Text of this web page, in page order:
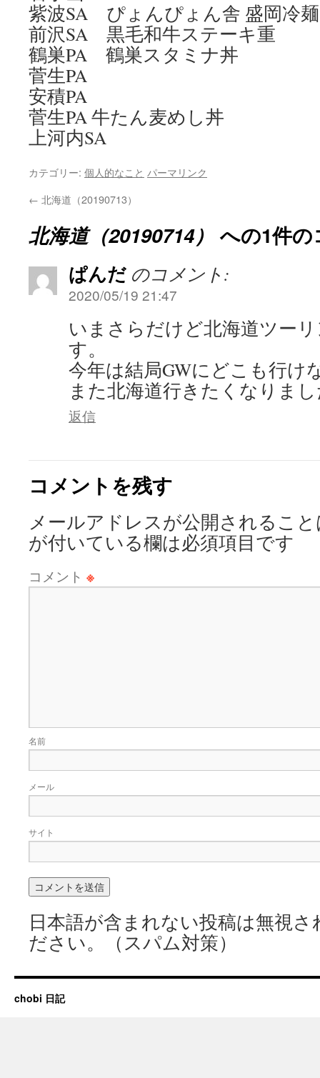
紫波SA ぴょんぴょん舎 盛岡冷麺
前沢SA 黒毛和牛ステーキ重
鶴巣PA 鶴巣スタミナ丼
菅生PA
安積PA
菅生PA 牛たん麦めし丼
上河内SA
カテゴリー: 個人的なこと パーマリンク
← 北海道（20190713）
北海道（20190714） への1件
ぱんだ のコメント:
2020/05/19 21:47
いまさらだけど北海道ツー
す。
今年は結局GWにどこも行け
また北海道行きたくなりま
返信
コメントを残す
メールアドレスが公開されるこ
が付いている欄は必須項目です
コメント ※
名前
メール
サイト
日本語が含まれない投稿は無視
ださい。（スパム対策）
chobi 日記